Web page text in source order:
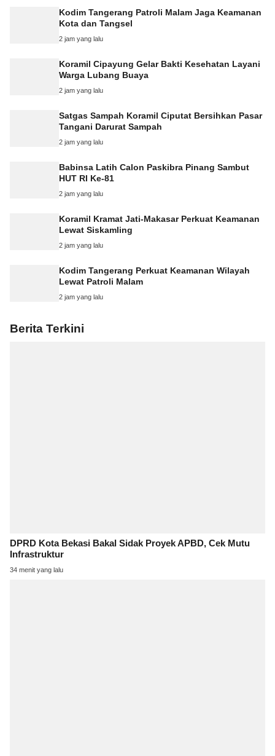
Kodim Tangerang Patroli Malam Jaga Keamanan
Kota dan Tangsel
2 jam yang lalu
Koramil Cipayung Gelar Bakti Kesehatan Layani
Warga Lubang Buaya
2 jam yang lalu
Satgas Sampah Koramil Ciputat Bersihkan Pasar
Tangani Darurat Sampah
2 jam yang lalu
Babinsa Latih Calon Paskibra Pinang Sambut
HUT RI Ke-81
2 jam yang lalu
Koramil Kramat Jati-Makasar Perkuat Keamanan
Lewat Siskamling
2 jam yang lalu
Kodim Tangerang Perkuat Keamanan Wilayah
Lewat Patroli Malam
2 jam yang lalu
Berita Terkini
DPRD Kota Bekasi Bakal Sidak Proyek APBD, Cek Mutu
Infrastruktur
34 menit yang lalu